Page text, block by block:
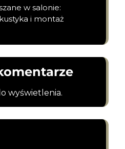
w salonie:
i montaż
wyświetlenia.